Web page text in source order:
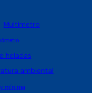
Multímetro
heladas
ambiental
y mínima